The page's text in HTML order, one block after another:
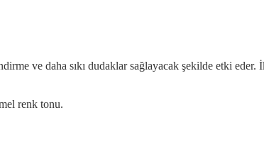
ve daha sıkı dudaklar sağlayacak şekilde etki
renk tonu.